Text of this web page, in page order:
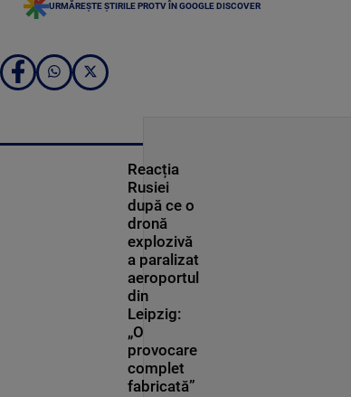
URMĂREȘTE ȘTIRILE PROTV ÎN GOOGLE DISCOVER
Reacția
Rusiei
după ce o
dronă
explozivă
a paralizat
aeroportul
din
Leipzig:
„O
provocare
complet
fabricată”